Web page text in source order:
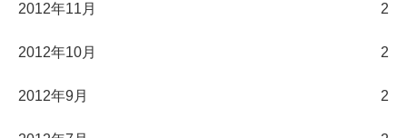
2012年11月 2
2012年10月 2
2012年9月 2